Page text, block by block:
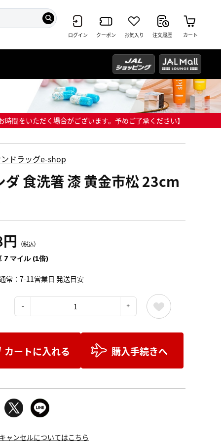
ログイン クーポン お気入り 注文履歴 カート
間をいただく場合がございます。予めご了承ください】
ドラッグe-shop
ダ 食洗箸 漆 黄金市松 23cm
（税込）
7 マイル (1倍)
常：7-11営業日 発送目安
カートに入れる 購入手続きへ
ャンセルについてはこちら